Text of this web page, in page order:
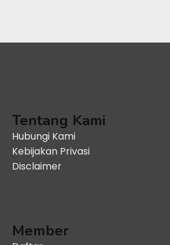
Tentang Kami
Hubungi Kami
Kebijakan Privasi
Disclaimer
Member